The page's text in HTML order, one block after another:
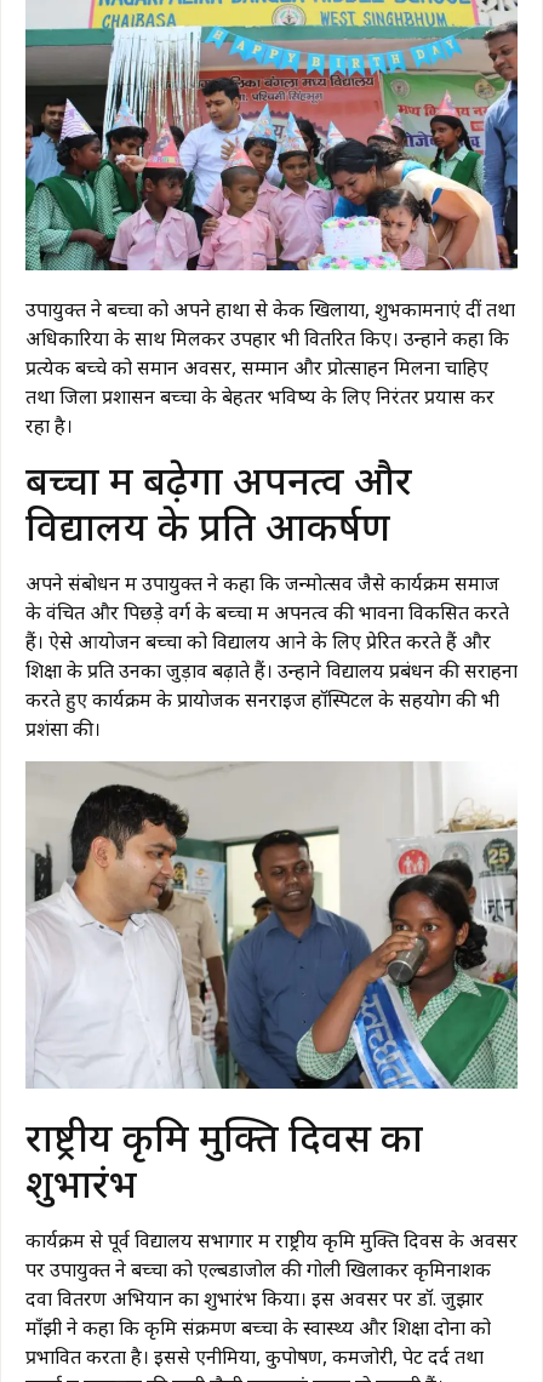
उपायुक्त ने बच्चों को अपने हाथों से केक खिलाया, शुभकामनाएं दीं तथा
अधिकारियों के साथ मिलकर उपहार भी वितरित किए। उन्होंने कहा कि
प्रत्येक बच्चे को समान अवसर, सम्मान और प्रोत्साहन मिलना चाहिए
तथा जिला प्रशासन बच्चों के बेहतर भविष्य के लिए निरंतर प्रयास कर
रहा है।
बच्चों में बढ़ेगा अपनत्व और
विद्यालय के प्रति आकर्षण
अपने संबोधन में उपायुक्त ने कहा कि जन्मोत्सव जैसे कार्यक्रम समाज
के वंचित और पिछड़े वर्ग के बच्चों में अपनत्व की भावना विकसित करते
हैं। ऐसे आयोजन बच्चों को विद्यालय आने के लिए प्रेरित करते हैं और
शिक्षा के प्रति उनका जुड़ाव बढ़ाते हैं। उन्होंने विद्यालय प्रबंधन की सराहना
करते हुए कार्यक्रम के प्रायोजक सनराइज हॉस्पिटल के सहयोग की भी
प्रशंसा की।
राष्ट्रीय कृमि मुक्ति दिवस का
शुभारंभ
कार्यक्रम से पूर्व विद्यालय सभागार में राष्ट्रीय कृमि मुक्ति दिवस के अवसर
पर उपायुक्त ने बच्चों को एल्बेंडाजोल की गोली खिलाकर कृमिनाशक
दवा वितरण अभियान का शुभारंभ किया। इस अवसर पर डॉ. जुझार
माँझी ने कहा कि कृमि संक्रमण बच्चों के स्वास्थ्य और शिक्षा दोनों को
प्रभावित करता है। इससे एनीमिया, कुपोषण, कमजोरी, पेट दर्द तथा